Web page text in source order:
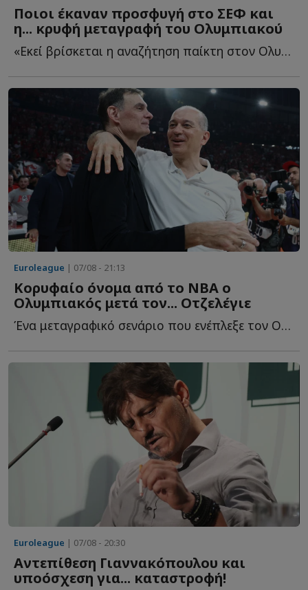
Ποιοι έκαναν προσφυγή στο ΣΕΦ και
η... κρυφή μεταγραφή του Ολυμπιακού
«Εκεί βρίσκεται η αναζήτηση παίκτη στον Ολυμπιακό - ...
Euroleague | 07/08 - 21:13
Κορυφαίο όνομα από το NBA ο
Ολυμπιακός μετά τον... Οτζελέγιε
Ένα μεταγραφικό σενάριο που ενέπλεξε τον Ολυμπιακό κ...
Euroleague | 07/08 - 20:30
Αντεπίθεση Γιαννακόπουλου και
υποόσχεση για... καταστροφή!